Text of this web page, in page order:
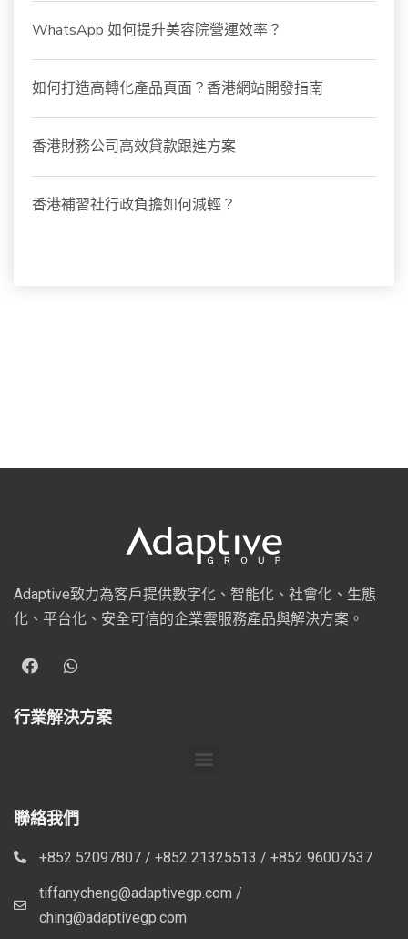
WhatsApp 如何提升美容院營運效率？
如何打造高轉化產品頁面？香港網站開發指南
香港財務公司高效貸款跟進方案
香港補習社行政負擔如何減輕？
Adaptive致力為客戶提供數字化、智能化、社會化、生態
化、平台化、安全可信的企業雲服務產品與解決方案。
行業解決方案
聯絡我們
+852 52097807 / +852 21325513 / +852 96007537
tiffanycheng@adaptivegp.com /
ching@adaptivegp.com